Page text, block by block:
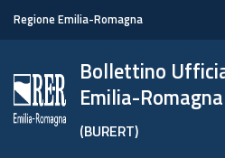
Regione Emilia-Romagna
Bollettino
Emilia-Romagna
(BURERT)